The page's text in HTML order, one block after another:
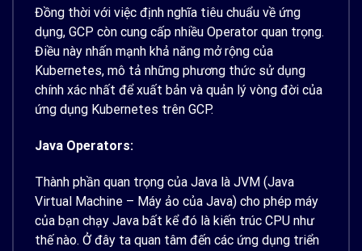
Đồng thời với việc định nghĩa tiêu chuẩu về ứng
dụng, GCP còn cung cấp nhiều Operator quan trọng.
Điều này nhấn mạnh khả năng mở rộng của
Kubernetes, mô tả những phương thức sử dụng
chính xác nhất để xuất bản và quản lý vòng đời của
ứng dụng Kubernetes trên GCP.
Java Operators:
Thành phần quan trọng của Java là JVM (Java
Virtual Machine – Máy ảo của Java) cho phép máy
của bạn chạy Java bất kể đó là kiến trúc CPU như
thế nào. Ở đây ta quan tâm đến các ứng dụng triển